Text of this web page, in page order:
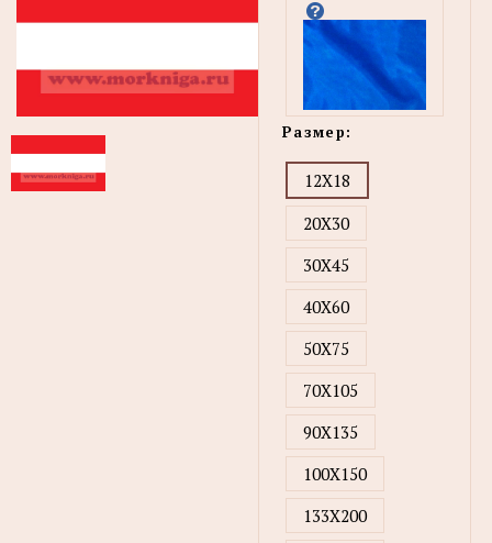
Размер:
12X18
20X30
30X45
40X60
50X75
70X105
90X135
100X150
133X200